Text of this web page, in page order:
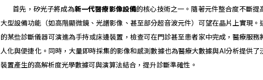
首先，矽光子將成為新一代醫療影像設備的核心技術之一。隨著元件整合度不斷提
大型設備功能（如高階顯微鏡、光譜影像、甚至部分超音波元件）可望在晶片上實現。
的某些診斷儀器可演進為手持或床邊裝置，檢查可在門診甚至患者家中完成，醫療服務
人化與便捷化。同時，大量即時採集的影像和感測數據也為醫療大數據與AI分析提供了
裝置產生的高解析度光學數據可與演算法結合，提升診斷準確性。